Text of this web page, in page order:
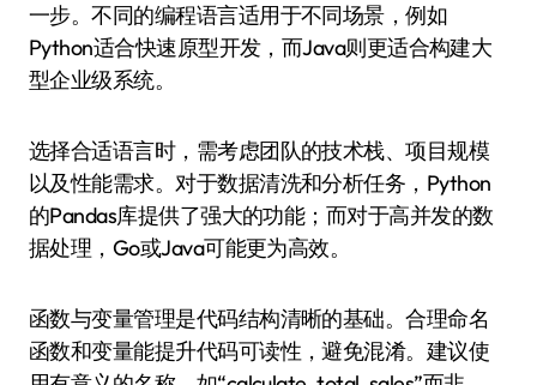
一步。不同的编程语言适用于不同场景，例如
Python适合快速原型开发，而Java则更适合构建大
型企业级系统。
选择合适语言时，需考虑团队的技术栈、项目规模
以及性能需求。对于数据清洗和分析任务，Python
的Pandas库提供了强大的功能；而对于高并发的数
据处理，Go或Java可能更为高效。
函数与变量管理是代码结构清晰的基础。合理命名
函数和变量能提升代码可读性，避免混淆。建议使